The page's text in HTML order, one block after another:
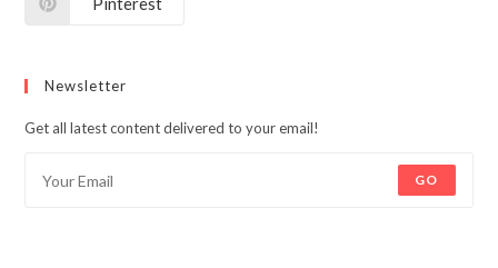
Newsletter
Get all latest content delivered to your email!
GO